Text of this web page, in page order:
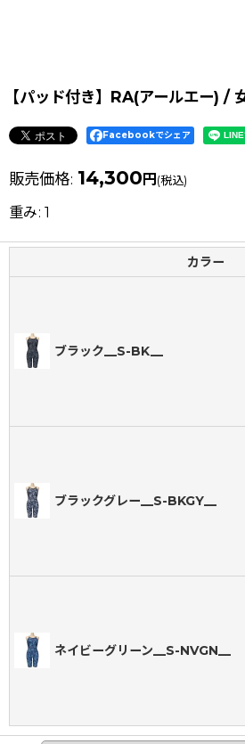
【パッド付き】RA(アールエー) /
Facebookでシェア
販売価格: 14,300 円 (税込)
重み: 1
カラー
ブラック__S-BK__
ブラックグレー__S-BKGY__
ネイビーグリーン__S-NVGN__